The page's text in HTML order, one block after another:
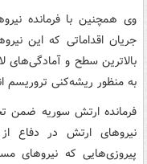
وی همچنین با فرمانده
جریان اقداماتی که این
بالاترین سطح و آمادگی‌های
به منظور ریشه‌کنی تروریسم
فرمانده ارتش سوریه ضمن
نیروهای ارتش در دفاع
پیروزی‌هایی که نیروهای